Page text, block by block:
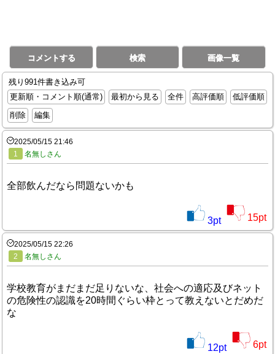
コメントする 検索 画像一覧
残り991件書き込み可
更新順・コメント順(通常)
最初から見る 全件 高評価順
低評価順
削除
編集
2025/05/15 21:46
1
名無しさん
全部飲んだなら問題ないかも
3pt 15pt
2025/05/15 22:26
2
名無しさん
学校教育がまだまだ足りないな、社会への適応及びネット
の危険性の認識を20時間ぐらい枠とって教えないとだめだ
な
12pt 6pt